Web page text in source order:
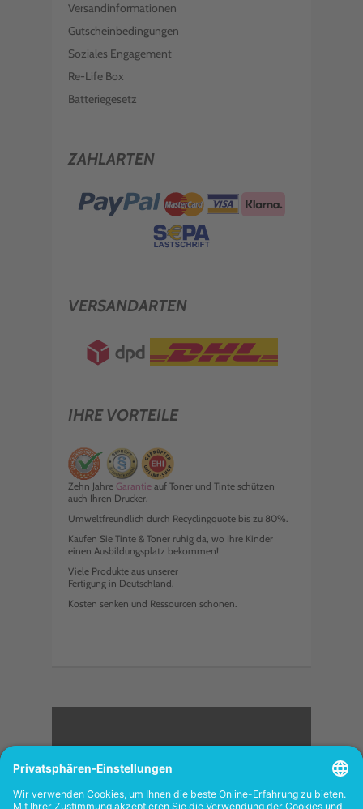
Versandinformationen
Gutscheinbedingungen
Soziales Engagement
Re-Life Box
Batteriegesetz
ZAHLARTEN
VERSANDARTEN
IHRE VORTEILE
Zehn Jahre Garantie auf Toner und Tinte schützen
auch Ihren Drucker.
Umweltfreundlich durch Recyclingquote bis zu 80%.
Kaufen Sie Tinte & Toner ruhig da, wo Ihre Kinder
einen Ausbildungsplatz bekommen!
Viele Produkte aus unserer
Fertigung in Deutschland.
Kosten senken und Ressourcen schonen.
<